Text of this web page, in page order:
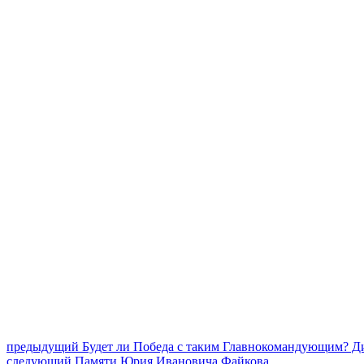
Навигация
предыдущий Предыдущий
пост:
Будет ли Победа с таким Главнокомандующим?
следующий Следующее
Памяти Юрия Ивановича Файкова